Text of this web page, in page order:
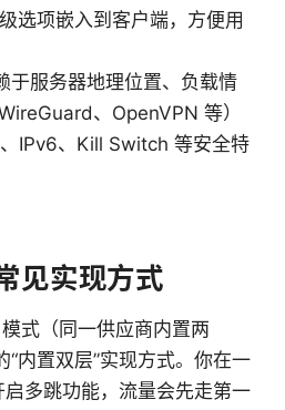
选项嵌入到客户端，方便用
于服务器地理位置、负载情
、OpenVPN 等）
IPv6、Kill Switch 等安全特
见实现方式
式（同一供应商内置两
“内置双层”实现方式。你在一
多跳功能，流量会先走第一